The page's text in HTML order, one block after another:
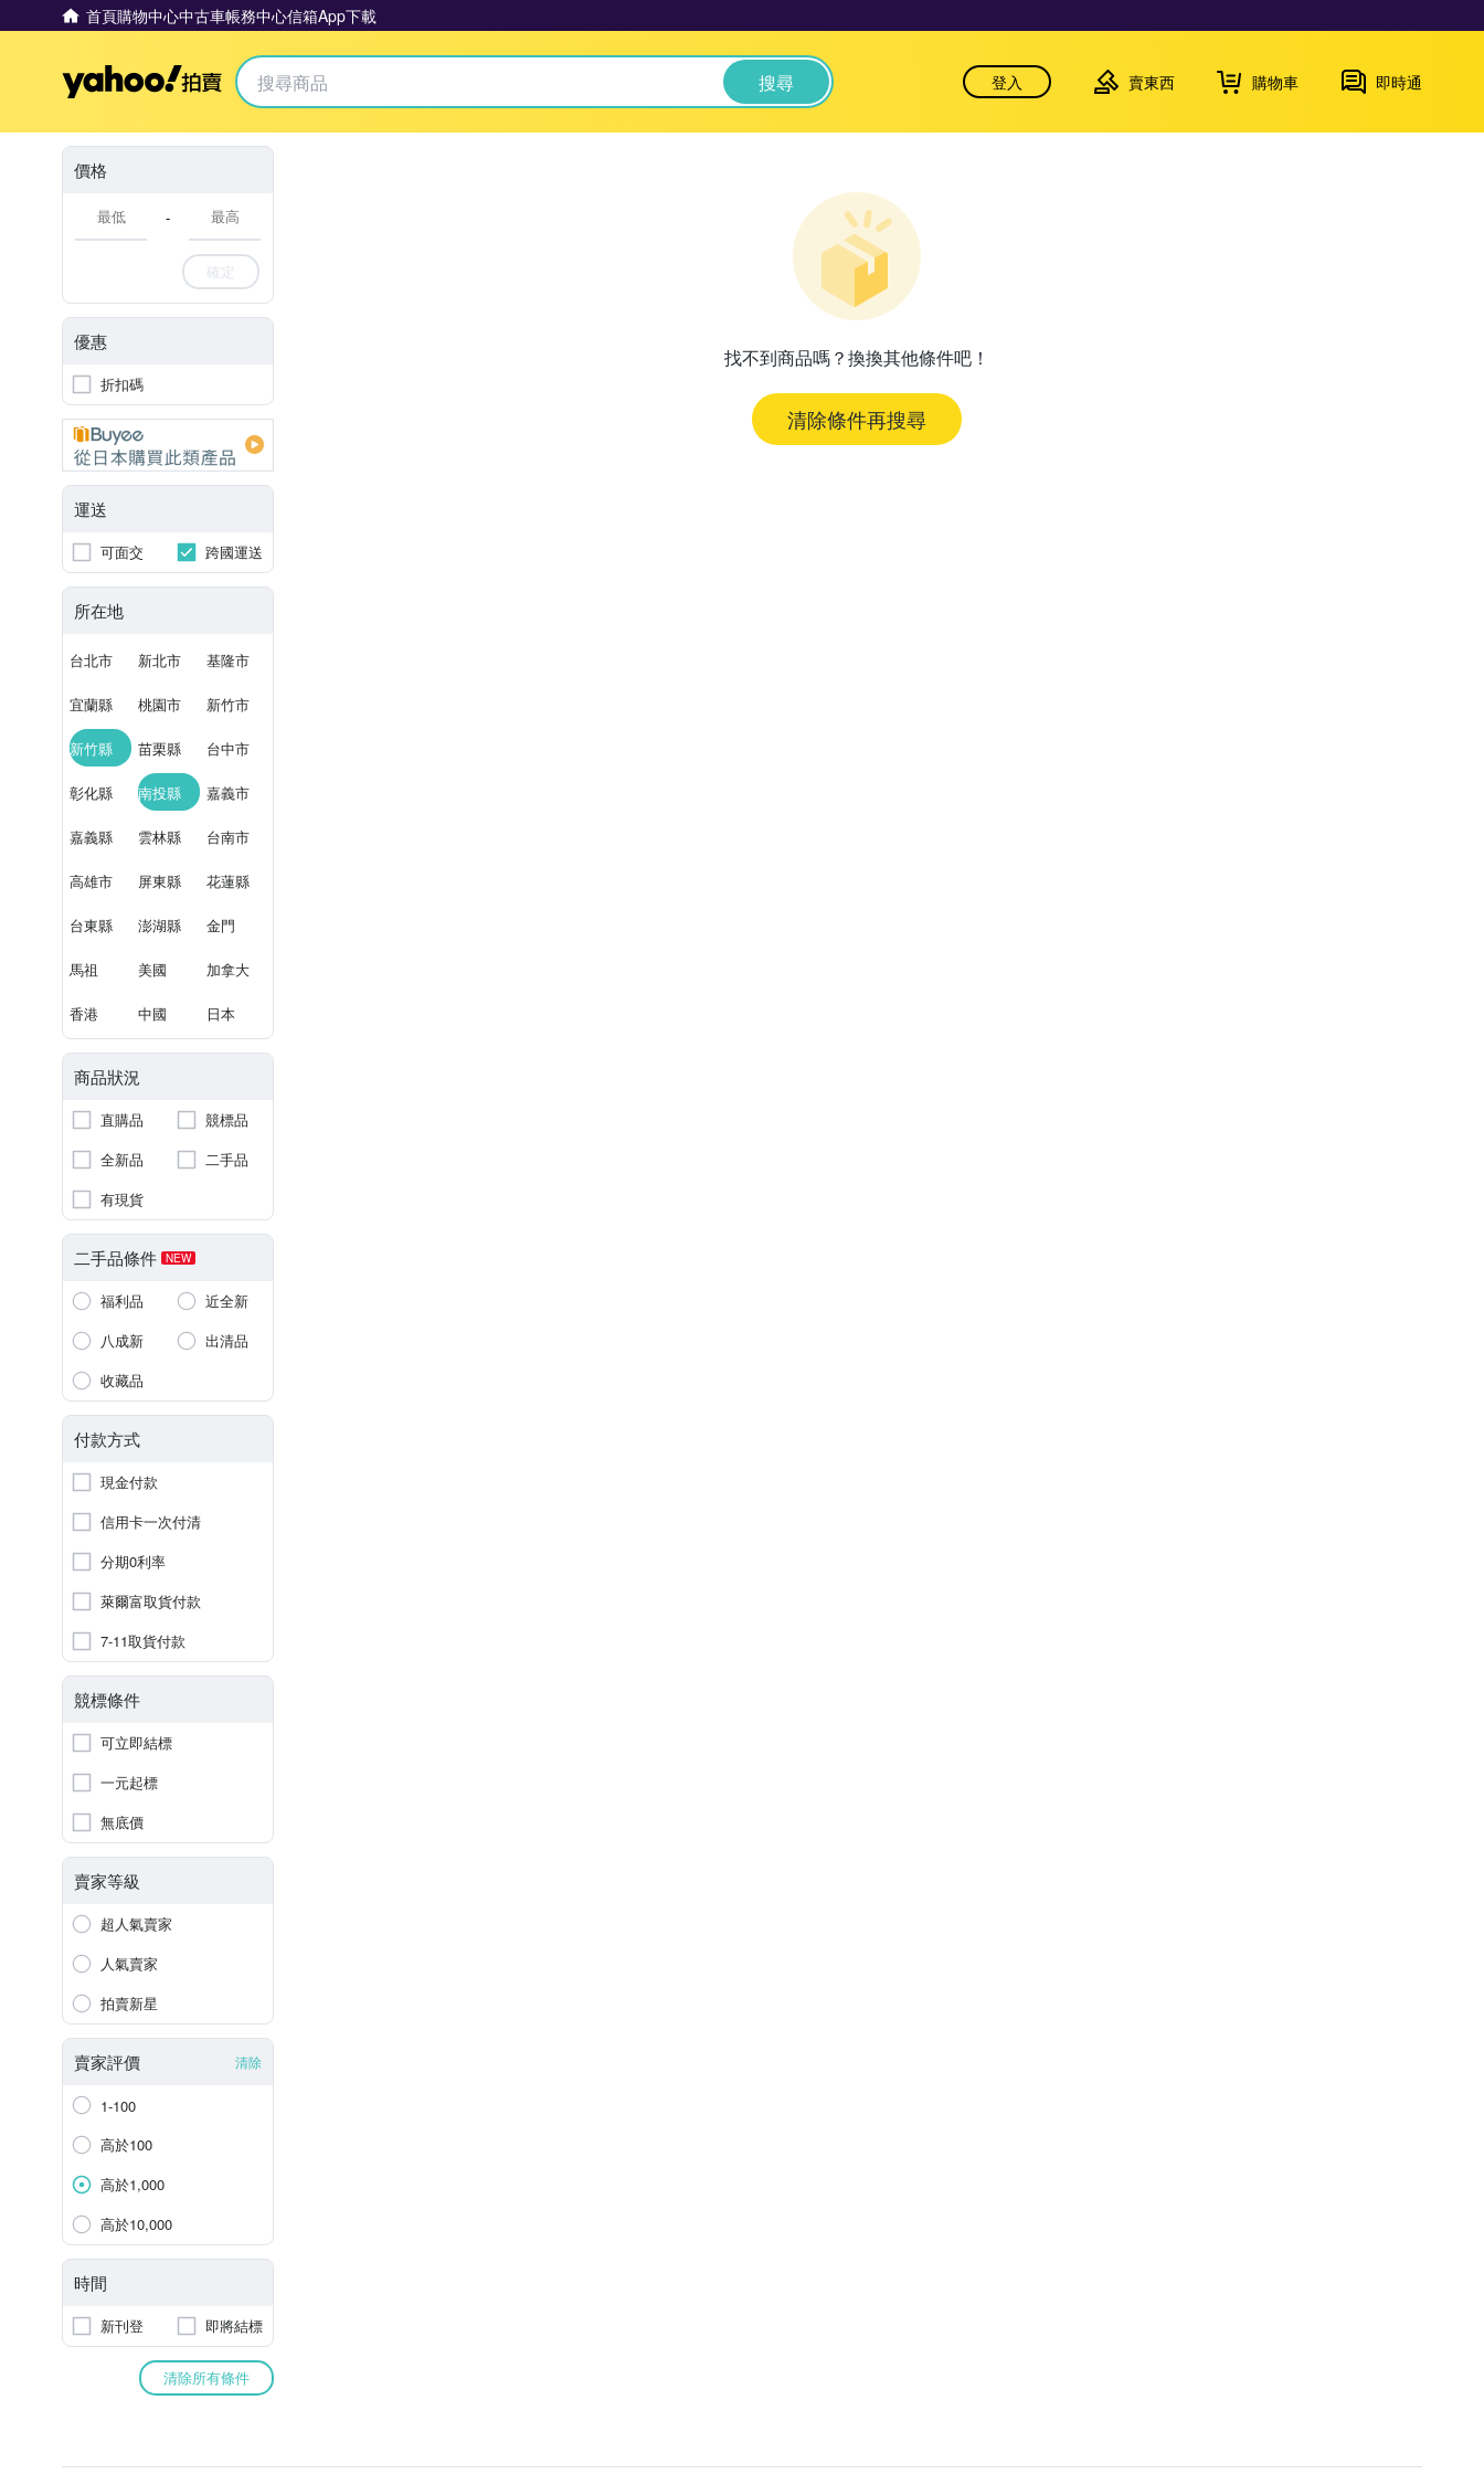
首頁購物中心中古車帳務中心信箱App下載
Yahoo拍賣 搜尋 登入 賣東西 購物車 即時通
價格
-
確定
優惠
折扣碼
運送
可面交 跨國運送
所在地
台北市 新北市 基隆市
宜蘭縣 桃園市 新竹市
新竹縣 苗栗縣 台中市
彰化縣 南投縣 嘉義市
嘉義縣 雲林縣 台南市
高雄市 屏東縣 花蓮縣
台東縣 澎湖縣 金門
馬祖 美國 加拿大
香港 中國 日本
商品狀況
直購品
競標品
全新品
二手品
有現貨
二手品條件 NEW
福利品
近全新
八成新
出清品
收藏品
付款方式
現金付款
信用卡一次付清
分期0利率
萊爾富取貨付款
7-11取貨付款
競標條件
可立即結標
一元起標
無底價
賣家等級
超人氣賣家
人氣賣家
拍賣新星
賣家評價 清除
1-100
高於100
高於1,000
高於10,000
時間
新刊登 即將結標
清除所有條件
找不到商品嗎？換換其他條件吧！
清除條件再搜尋